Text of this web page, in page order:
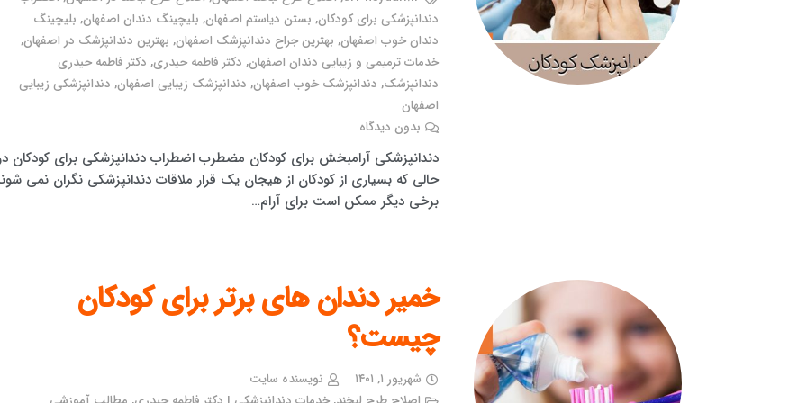
دندانپزشکی برای کودکان, بستن دیاستم اصفهان, بلیچینگ دندان اصفهان, بلیچینگ
دندان خوب اصفهان, بهترین جراح دندانپزشک اصفهان, بهترین دندانپزشک در اصفهان,
خدمات ترمیمی و زیبایی دندان اصفهان, دکتر فاطمه حیدری, دکتر فاطمه حیدری
دندانپزشک, دندانپزشک خوب اصفهان, دندانپزشک زیبایی اصفهان, دندانپزشکی زیبایی
اصفهان
بدون دیدگاه
دندانپزشکی آرامبخش برای کودکان مضطرب اضطراب دندانپزشکی برای کودکان
حالی که بسیاری از کودکان از هیجان یک قرار ملاقات دندانپزشکی نگران نمی
برخی دیگر ممکن است برای آرام…
خمیر دندان های برتر برای کودکان
چیست؟
شهریور ۱, ۱۴۰۱
نویسنده سایت